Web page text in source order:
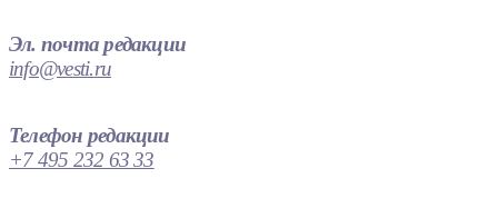
Эл. почта редакции
info@vesti.ru
Телефон редакции
+7 495 232 63 33